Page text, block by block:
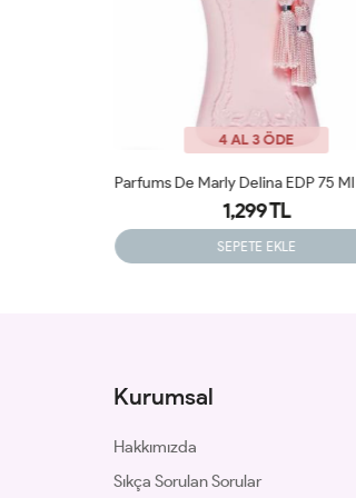
4 AL 3 ÖDE
1,399 TL
SEPETE EKLE
Kurumsal
Hakkımızda
Sıkça Sorulan Sorular